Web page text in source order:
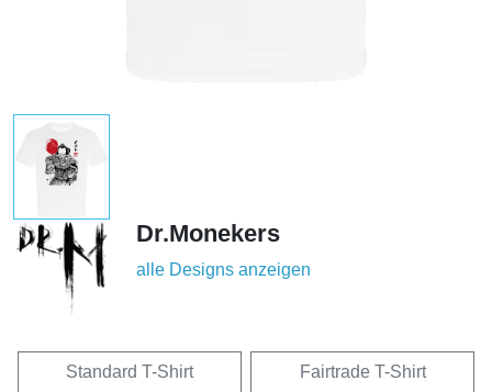
Dr.Monekers
alle Designs anzeigen
Standard T-Shirt Fairtrade T-Shirt